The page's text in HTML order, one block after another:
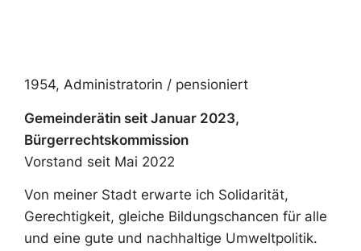
1954, Administratorin / pensioniert
Gemeinderätin seit Januar 2023,
Bürgerrechtskommission
Vorstand seit Mai 2022
Von meiner Stadt erwarte ich Solidarität,
Gerechtigkeit, gleiche Bildungschancen für alle
und eine gute und nachhaltige Umweltpolitik.